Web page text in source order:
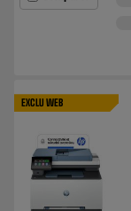
EXCLU WEB